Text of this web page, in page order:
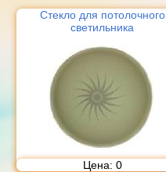
Стекло для потолочного
светильника
Цена: 0